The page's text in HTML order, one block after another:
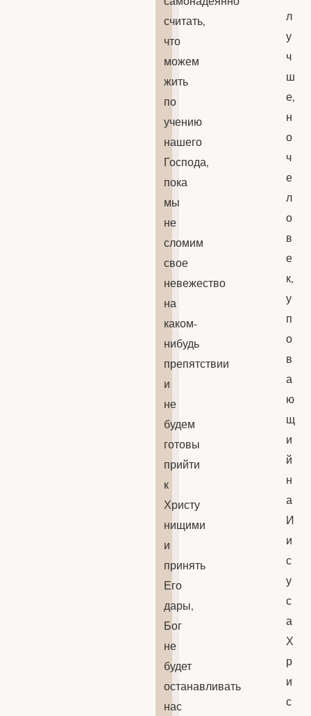
считать,
что
можем
жить
по
учению
нашего
Господа,
пока
мы
не
сломим
свое
невежество
на
каком-
нибудь
препятствии
и
не
будем
готовы
прийти
к
Христу
нищими
и
принять
Его
дары,
Бог
не
будет
останавливать
нас
л
у
ч
ш
е,
н
о
ч
е
л
о
в
е
к,
у
п
о
в
а
ю
щ
и
й
н
а
И
и
с
у
с
а
Х
р
и
с